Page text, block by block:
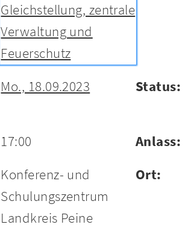
Gleichstellung, zentrale
Verwaltung und
Feuerschutz
Mo., 18.09.2023 Status:
17:00 Anlass:
Konferenz- und
Schulungszentrum
Landkreis Peine
Ort: